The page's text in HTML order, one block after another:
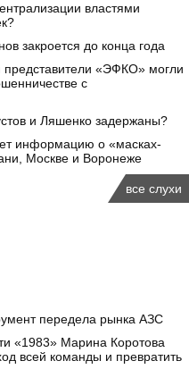
властями
закроется до конца года
«ЭФКО» могли
с
и Ляшенко задержаны?
информацию о «масках-
Москве и Воронеже
все слухи
передела рынка АЗС
«1983» Марина Коротова
всей команды и превратить